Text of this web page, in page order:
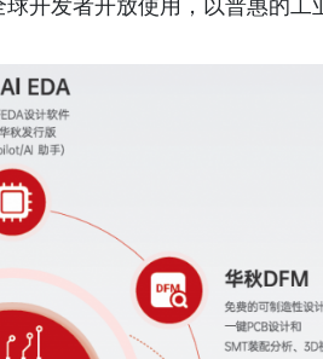
开发者开放使用，以普惠的工